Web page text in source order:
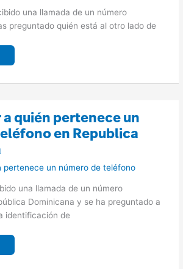
una llamada de un número
preguntado quién está al otro lado de
a quién pertenece un
en Republica
pertenece un número de teléfono
una llamada de un número
Dominicana y se ha preguntado a
identificación de